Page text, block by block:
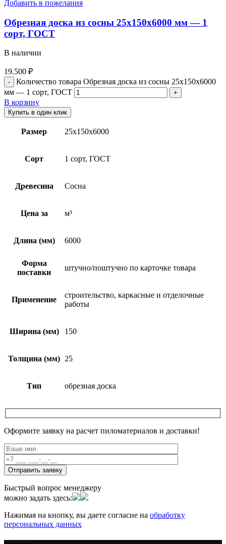
Добавить в пожелания
Обрезная доска из сосны 25x150x6000 мм — 1
сорт, ГОСТ
В наличии
19.500 ₽
Количество товара Обрезная доска из сосны 25x150x6000
мм — 1 сорт, ГОСТ
В корзину
Купить в один клик
Размер 25х150х6000
Сорт 1 сорт, ГОСТ
Древесина Сосна
Цена за м³
Длина (мм) 6000
Форма
поставки
штучно/поштучно по карточке товара
Применение
строительство, каркасные и отделочные
работы
Ширина (мм) 150
Толщина (мм) 25
Тип обрезная доска
Оформите заявку на расчет пиломатериалов и доставки!
Быстрый вопрос менеджеру
можно задать здесь:
Нажимая на кнопку, вы даете согласие на обработку
персональных данных